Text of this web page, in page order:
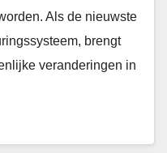
Als de nieuwste
brengt
veranderingen in